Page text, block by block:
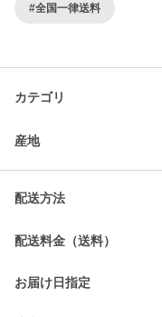
#全国一律送料
カテゴリ
産地
配送方法
配送料金（送料）
お届け日指定